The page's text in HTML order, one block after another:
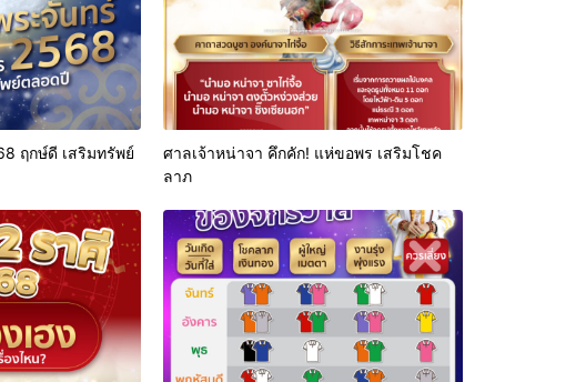
ฤกษ์ดี เสริมทรัพย์
ศาลเจ้าหน่าจา คึกคัก! แห่ขอพร เสริมโชค
ลาภ